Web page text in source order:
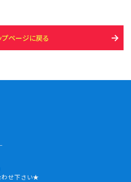
プページに戻る
せ下さい★